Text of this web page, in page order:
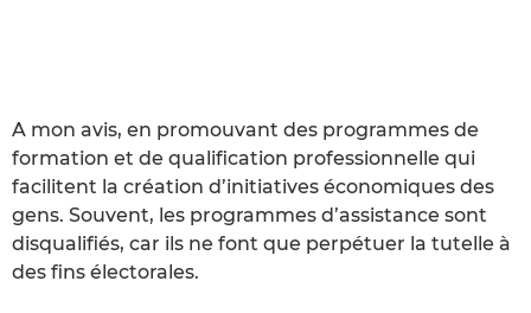
A mon avis, en promouvant des programmes de
formation et de qualification professionnelle qui
facilitent la création d’initiatives économiques des
gens. Souvent, les programmes d’assistance sont
disqualifiés, car ils ne font que perpétuer la tutelle à
des fins électorales.